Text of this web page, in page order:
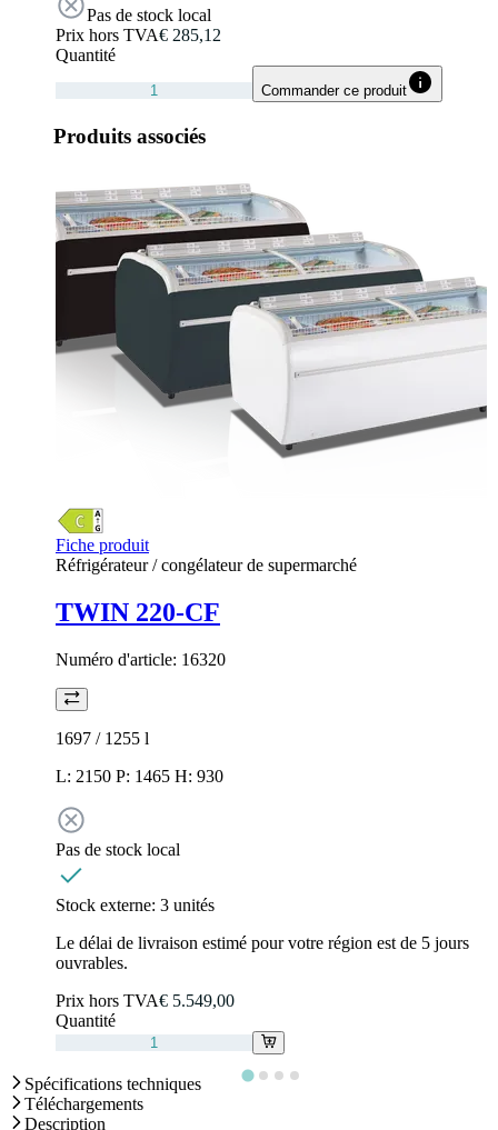
Pas de stock local
Prix hors TVA€ 285,12
Quantité
Commander ce produit
Produits associés
Fiche produit
Réfrigérateur / congélateur de supermarché
TWIN 220-CF
Numéro d'article: 16320
1697 / 1255 l
L: 2150 P: 1465 H: 930
Pas de stock local
Stock externe: 3 unités
Le délai de livraison estimé pour votre région est de 5 jours
ouvrables.
Prix hors TVA€ 5.549,00
Quantité
Spécifications techniques
Téléchargements
Description